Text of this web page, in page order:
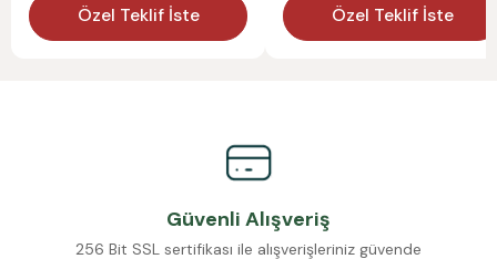
Özel Teklif İste Özel Teklif İste
Güvenli Alışveriş
256 Bit SSL sertifikası ile alışverişleriniz güvende